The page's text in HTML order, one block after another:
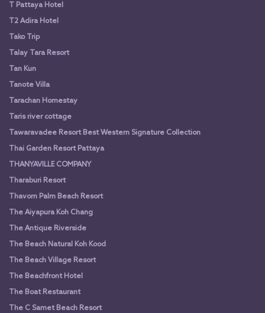
T Pattaya Hotel
T2 Adira Hotel
Tako Trip
Talay Tara Resort
Tan Kun
Tanote Villa
Tarachan Homestay
Taris river cottage
Tawaravadee Resort Best Western Signature Collection
Thai Garden Resort Pattaya
THANYAVILLE COMPANY
Tharaburi Resort
Thavorn Palm Beach Resort
The Aiyapura Koh Chang
The Antique Riverside
The Beach Natural Koh Kood
The Beach Village Resort
The Beachfront Hotel
The Boat Restaurant
The C Samet Beach Resort